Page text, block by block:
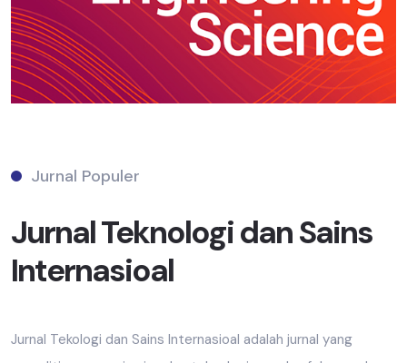
Jurnal Populer
Jurnal Teknologi dan Sains
Internasioal
Jurnal Tekologi dan Sains Internasioal adalah jurnal yang